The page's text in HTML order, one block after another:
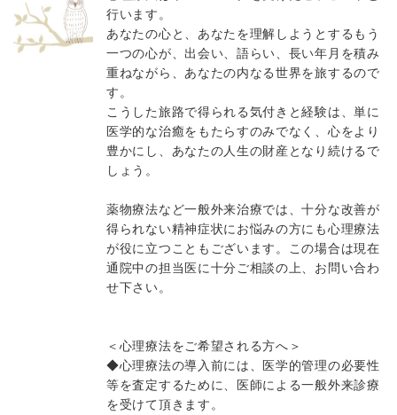
行います。
あなたの心と、あなたを理解しようとするもう
一つの心が、出会い、語らい、長い年月を積み
重ねながら、あなたの内なる世界を旅するので
す。
こうした旅路で得られる気付きと経験は、単に
医学的な治癒をもたらすのみでなく、心をより
豊かにし、あなたの人生の財産となり続けるで
しょう。
薬物療法など一般外来治療では、十分な改善が
得られない精神症状にお悩みの方にも心理療法
が役に立つこともございます。この場合は現在
通院中の担当医に十分ご相談の上、お問い合わ
せ下さい。
＜心理療法をご希望される方へ＞
◆心理療法の導入前には、医学的管理の必要性
等を査定するために、医師による一般外来診療
を受けて頂きます。